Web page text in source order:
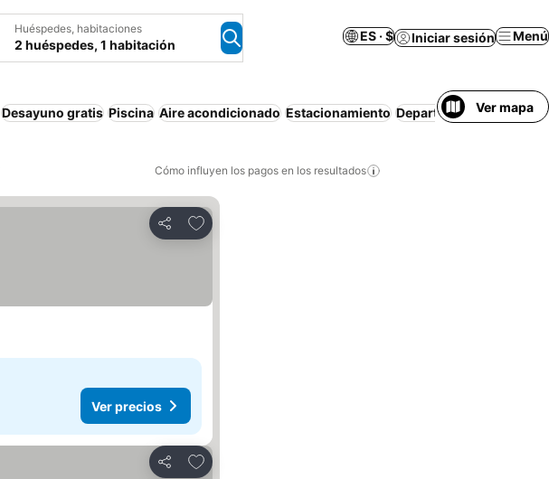
Huéspedes, habitaciones
2 huéspedes, 1 habitación
ES · $ Iniciar sesión Menú
Desayuno gratis Piscina Aire acondicionado Estacionamiento Departamento equipado
Ver mapa
Cómo influyen los pagos en los resultados
Compartir
Añadir a favoritos
Ver precios
Compartir
Añadir a favoritos